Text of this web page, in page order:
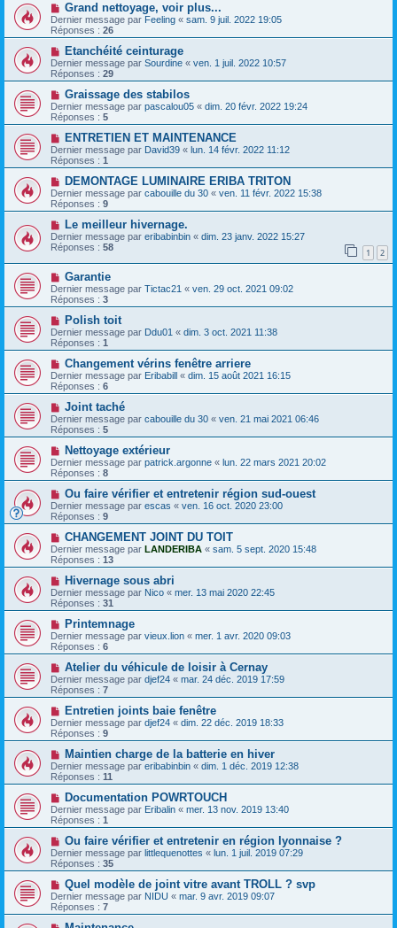
Grand nettoyage, voir plus...
Dernier message par Feeling « sam. 9 juil. 2022 19:05
Réponses : 26
Etanchéité ceinturage
Dernier message par Sourdine « ven. 1 juil. 2022 10:57
Réponses : 29
Graissage des stabilos
Dernier message par pascalou05 « dim. 20 févr. 2022 19:24
Réponses : 5
ENTRETIEN ET MAINTENANCE
Dernier message par David39 « lun. 14 févr. 2022 11:12
Réponses : 1
DEMONTAGE LUMINAIRE ERIBA TRITON
Dernier message par cabouille du 30 « ven. 11 févr. 2022 15:38
Réponses : 9
Le meilleur hivernage.
Dernier message par eribabinbin « dim. 23 janv. 2022 15:27
Réponses : 58 1 2
Garantie
Dernier message par Tictac21 « ven. 29 oct. 2021 09:02
Réponses : 3
Polish toit
Dernier message par Ddu01 « dim. 3 oct. 2021 11:38
Réponses : 1
Changement vérins fenêtre arriere
Dernier message par Eribabill « dim. 15 août 2021 16:15
Réponses : 6
Joint taché
Dernier message par cabouille du 30 « ven. 21 mai 2021 06:46
Réponses : 5
Nettoyage extérieur
Dernier message par patrick.argonne « lun. 22 mars 2021 20:02
Réponses : 8
Ou faire vérifier et entretenir région sud-ouest
Dernier message par escas « ven. 16 oct. 2020 23:00
Réponses : 9
CHANGEMENT JOINT DU TOIT
Dernier message par LANDERIBA « sam. 5 sept. 2020 15:48
Réponses : 13
Hivernage sous abri
Dernier message par Nico « mer. 13 mai 2020 22:45
Réponses : 31
Printemnage
Dernier message par vieux.lion « mer. 1 avr. 2020 09:03
Réponses : 6
Atelier du véhicule de loisir à Cernay
Dernier message par djef24 « mar. 24 déc. 2019 17:59
Réponses : 7
Entretien joints baie fenêtre
Dernier message par djef24 « dim. 22 déc. 2019 18:33
Réponses : 9
Maintien charge de la batterie en hiver
Dernier message par eribabinbin « dim. 1 déc. 2019 12:38
Réponses : 11
Documentation POWRTOUCH
Dernier message par Eribalin « mer. 13 nov. 2019 13:40
Réponses : 1
Ou faire vérifier et entretenir en région lyonnaise ?
Dernier message par littlequenottes « lun. 1 juil. 2019 07:29
Réponses : 35
Quel modèle de joint vitre avant TROLL ? svp
Dernier message par NIDU « mar. 9 avr. 2019 09:07
Réponses : 7